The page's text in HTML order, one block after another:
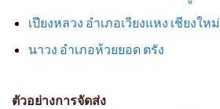
เปียงหลวง อำเภอเวียงแหง เชียงใหม่
นาวง อำเภอห้วยยอด ตรัง
ตัวอย่างการจัดส่ง